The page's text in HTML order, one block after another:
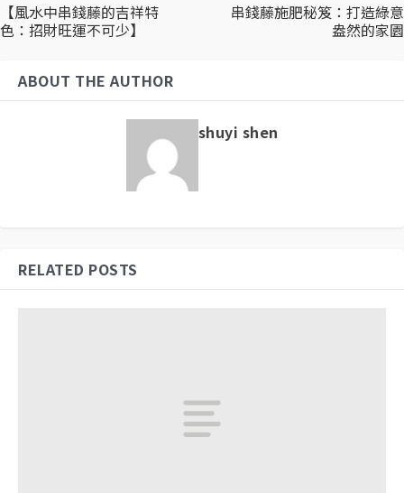
【風水中串錢藤的吉祥特
色：招財旺運不可少】
串錢藤施肥秘笈：打造綠意
盎然的家園
ABOUT THE AUTHOR
shuyi shen
RELATED POSTS